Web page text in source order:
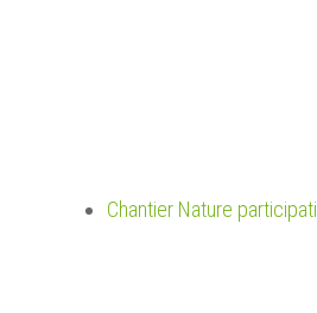
Chantier Nature